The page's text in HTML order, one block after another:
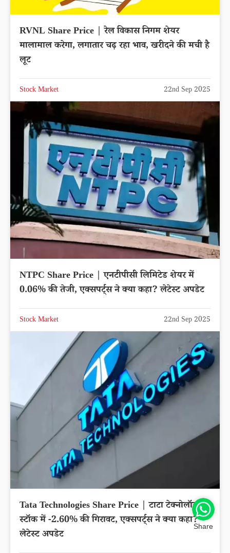
RVNL Share Price | रेल विकास निगम शेयर
मालामाल करेगा, लगातार चढ़ रहा भाव, खरीदने की मची है
लूट
Stock Market 22nd Sep 2025
NTPC Share Price | एनटीपीसी लिमिटेड शेयर में
0.06% की तेजी, एक्सपर्ट्स ने क्या कहा? लेटेस्ट अपडेट
Stock Market 22nd Sep 2025
Tata Technologies Share Price | टाटा टेक्नोलॉजीज
स्टॉक में -2.60% की गिरावट, एक्सपर्ट्स ने क्या कहा?
लेटेस्ट अपडेट
Share